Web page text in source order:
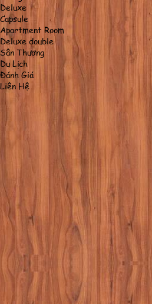
Deluxe
Capsule
Apartment Room
Deluxe double
Sân Thượng
Du Lịch
Đánh Giá
Liên Hệ